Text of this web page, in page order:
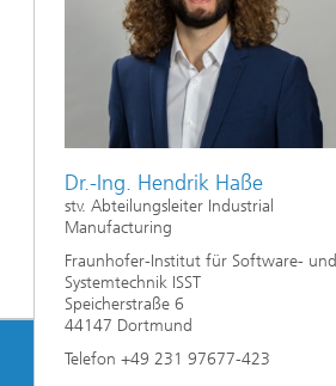
Dr.-Ing. Hendrik Haße
stv. Abteilungsleiter Industrial
Manufacturing
Fraunhofer-Institut für Software- und
Systemtechnik ISST
Speicherstraße 6
44147 Dortmund
Telefon +49 231 97677-423